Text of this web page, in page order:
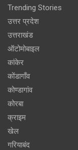
Trending Stories
उत्तर प्रदेश
उत्तराखंड
ऑटोमोबाइल
कांकेर
कोंडागाँव
कोण्डागांव
कोरबा
क्राइम
खेल
गरियाबंद